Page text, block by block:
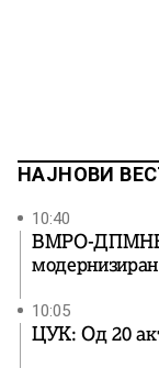
НАЈНОВИ
10:40
ВМРО-ДПМНЕ:
10:05
ЦУК: Од 20